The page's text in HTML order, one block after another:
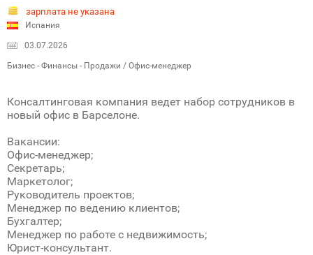
зарплата не указана
Испания
03.07.2026
Бизнес - Финансы - Продажи / Офис-менеджер
Консалтинговая компания ведет набор сотрудников в
новый офис в Барселоне.
Вакансии:
Офис-менеджер;
Секретарь;
Маркетолог;
Руководитель проектов;
Менеджер по ведению клиентов;
Бухгалтер;
Менеджер по работе с недвижимость;
Юрист-консультант.